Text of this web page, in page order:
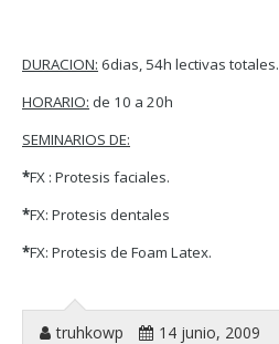
DURACION: 6dias, 54h lectivas totales.
HORARIO: de 10 a 20h
SEMINARIOS DE:
*FX : Protesis faciales.
*FX: Protesis dentales
*FX: Protesis de Foam Latex.
truhkowp 14 junio, 2009